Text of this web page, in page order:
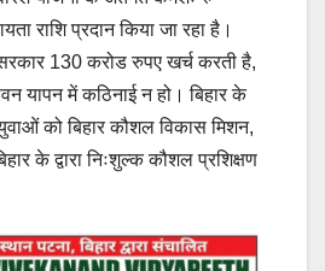
राशि प्रदान किया जा रहा है।
130 करोड रुपए खर्च करती है,
यापन में कठिनाई न हो। बिहार के
को बिहार कौशल विकास मिशन,
के द्वारा निःशुल्क कौशल प्रशिक्षण